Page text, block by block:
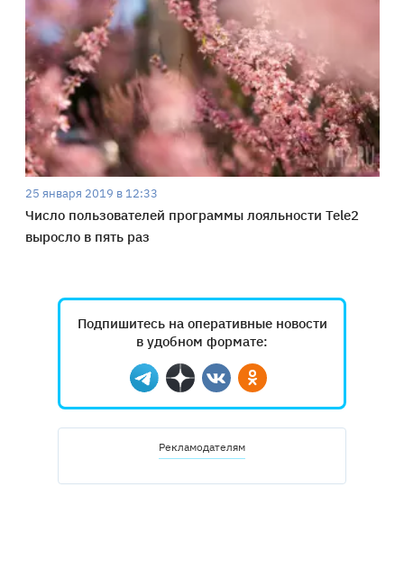
25 января 2019 в 12:33
Число пользователей программы лояльности Tele2
выросло в пять раз
Подпишитесь на оперативные новости
в удобном формате:
Telegram
ДзенВконтактеОдноклассники
Рекламодателям